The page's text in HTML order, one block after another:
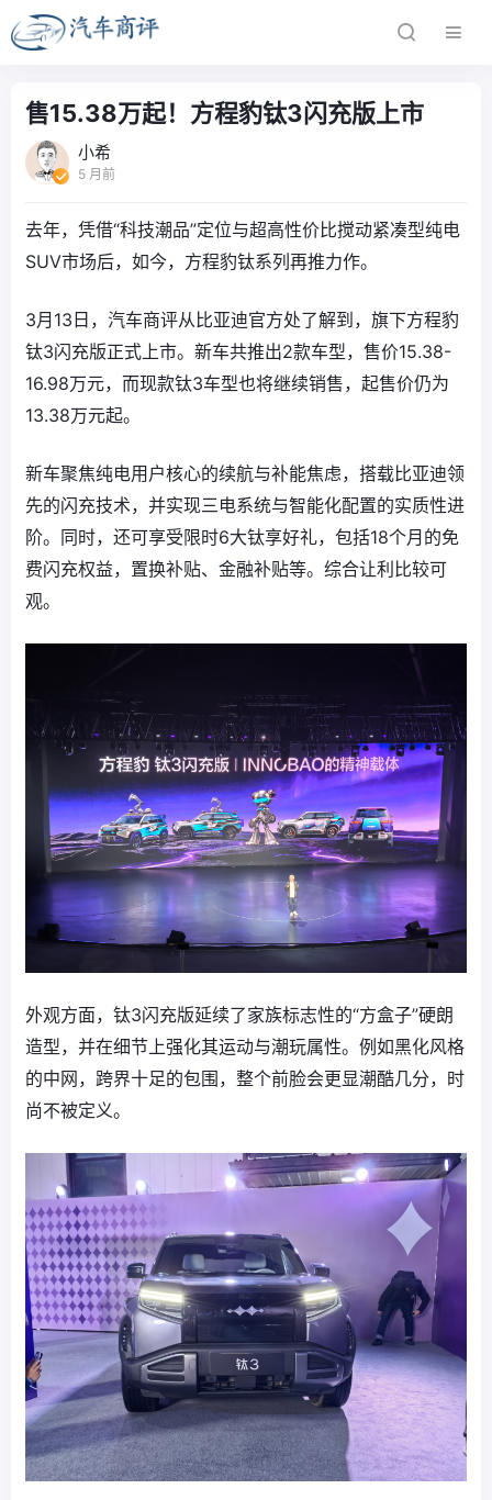
售15.38万起！方程豹钛3闪充版上市
小希
5 月前
去年，凭借“科技潮品”定位与超高性价比搅动紧凑型纯电
SUV市场后，如今，方程豹钛系列再推力作。
3月13日，汽车商评从比亚迪官方处了解到，旗下方程豹
钛3闪充版正式上市。新车共推出2款车型，售价15.38-
16.98万元，而现款钛3车型也将继续销售，起售价仍为
13.38万元起。
新车聚焦纯电用户核心的续航与补能焦虑，搭载比亚迪领
先的闪充技术，并实现三电系统与智能化配置的实质性进
阶。同时，还可享受限时6大钛享好礼，包括18个月的免
费闪充权益，置换补贴、金融补贴等。综合让利比较可
观。
外观方面，钛3闪充版延续了家族标志性的“方盒子”硬朗
造型，并在细节上强化其运动与潮玩属性。例如黑化风格
的中网，跨界十足的包围，整个前脸会更显潮酷几分，时
尚不被定义。